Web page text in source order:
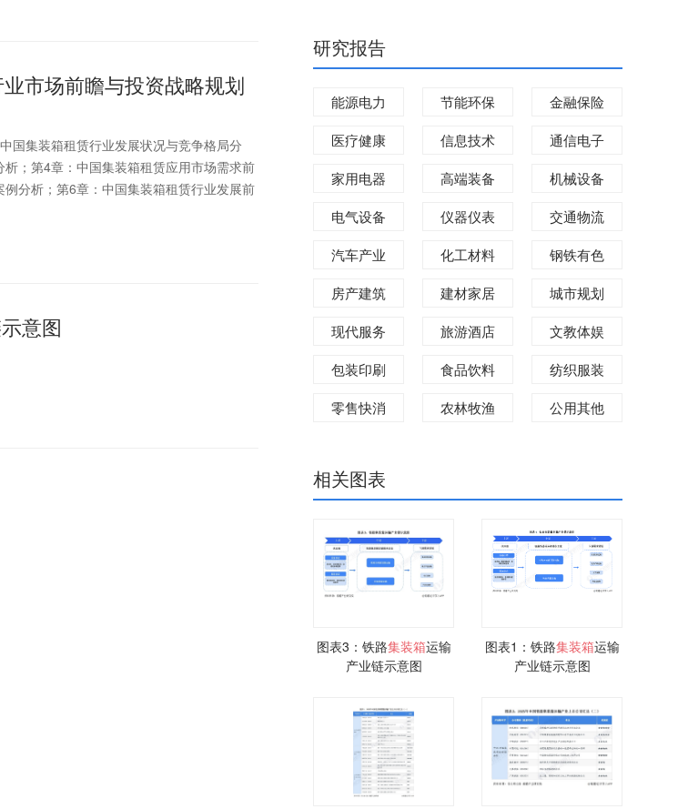
市场前瞻与投资战略规划
国集装箱租赁行业发展状况与竞争格局分
；第4章：中国集装箱租赁应用市场需求前
分析；第6章：中国集装箱租赁行业发展前
意图
研究报告
能源电力 节能环保
金融保险
医疗健康
信息技术
通信电子
家用电器
高端装备
机械设备
电气设备
仪器仪表
交通物流
汽车产业
化工材料
钢铁有色
房产建筑
建材家居
城市规划
现代服务
旅游酒店
文教体娱
包装印刷
食品饮料
纺织服装
零售快消
农林牧渔 公用其他
相关图表
图表3：铁路集装箱运输
产业链示意图
图表1：铁路集装箱运输
产业链示意图